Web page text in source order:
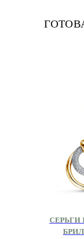
СЕРЬГИ